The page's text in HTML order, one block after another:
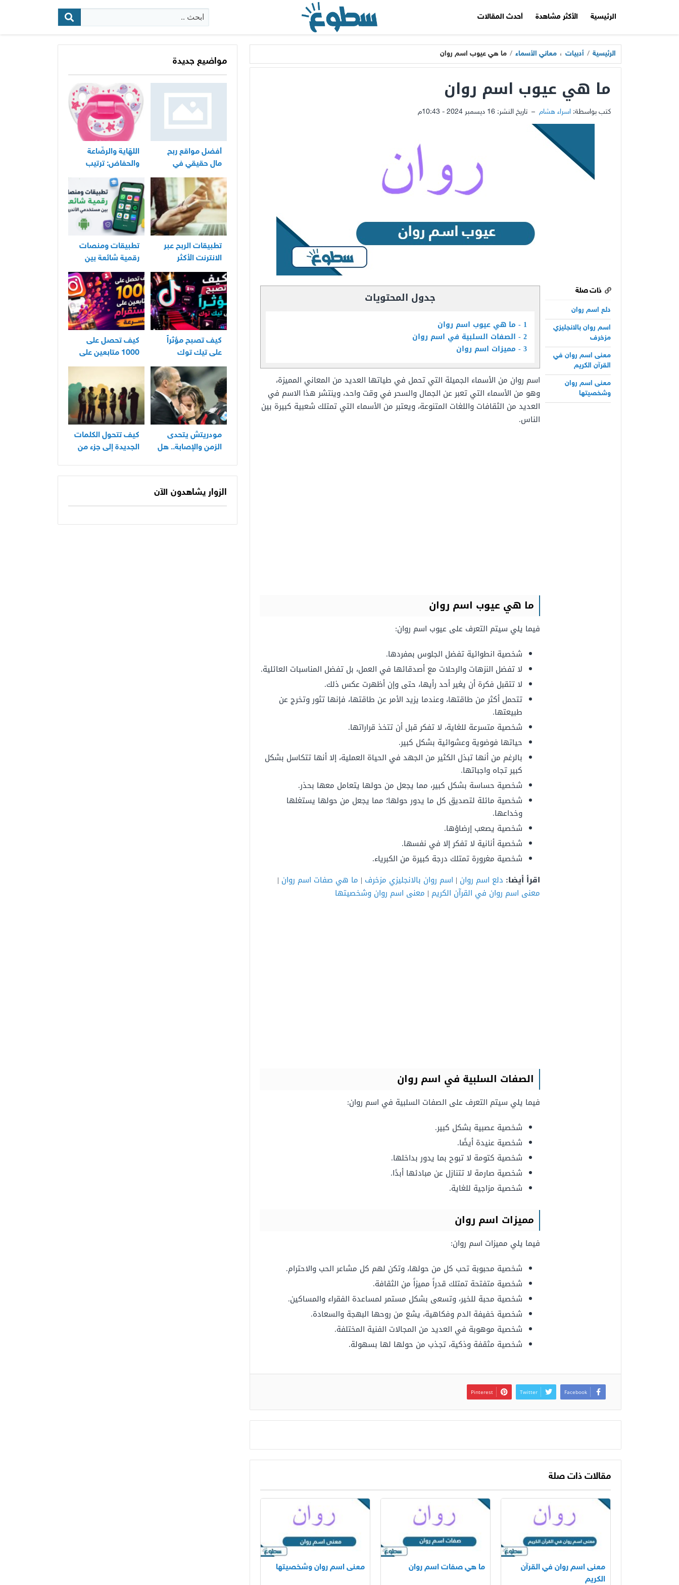
الرئيسية الأكثر مشاهدة أحدث المقالات
البحث:
الرئيسية / أدبيات ، معاني الأسماء / ما هي عيوب اسم روان
ما هي عيوب اسم روان
كتب بواسطة: اسراء هشام – تاريخ النشر: 16 ديسمبر 2024 - 10:43م
ذات صلة
دلع اسم روان
اسم روان بالانجليزي
مزخرف
معنى اسم روان في
القرآن الكريم
معنى اسم روان
وشخصيتها
جدول المحتويات
1
ما هي عيوب اسم روان
2 الصفات السلبية في اسم روان
3 مميزات اسم روان
اسم روان من الأسماء الجميلة التي تحمل في طياتها العديد من المعاني المميزة،
وهو من الأسماء التي تعبر عن الجمال والسحر في وقت واحد، وينتشر هذا الاسم في
العديد من الثقافات واللغات المتنوعة، ويعتبر من الأسماء التي تمتلك شعبية كبيرة بين
الناس.
ما هي عيوب اسم روان
فيما يلي سيتم التعرف على عيوب اسم روان:
شخصية انطوائية تفضل الجلوس بمفردها.
لا تفضل النزهات والرحلات مع أصدقائها في العمل، بل تفضل المناسبات العائلية.
لا تتقبل فكرة أن يغير أحد رأيها، حتى وإن أظهرت عكس ذلك.
تتحمل أكثر من طاقتها، وعندما يزيد الأمر عن طاقتها، فإنها تثور وتخرج عن
طبيعتها.
شخصية متسرعة للغاية، لا تفكر قبل أن تتخذ قراراتها.
حياتها فوضوية وعشوائية بشكل كبير.
بالرغم من أنها تبذل الكثير من الجهد في الحياة العملية، إلا أنها تتكاسل بشكل
كبير تجاه واجباتها.
شخصية حساسة بشكل كبير، مما يجعل من حولها يتعامل معها بحذر.
شخصية مائلة لتصديق كل ما يدور حولها؛ مما يجعل من حولها يستغلها
وخداعها.
شخصية يصعب إرضاؤها.
شخصية أنانية لا تفكر إلا في نفسها.
شخصية مغرورة تمتلك درجة كبيرة من الكبرياء.
اقرأ أيضا: دلع اسم روان | اسم روان بالانجليزي مزخرف | ما هي صفات اسم روان |
معنى اسم روان في القرآن الكريم | معنى اسم روان وشخصيتها
الصفات السلبية في اسم روان
فيما يلي سيتم التعرف على الصفات السلبية في اسم روان:
شخصية عصبية بشكل كبير.
شخصية عنيدة أيضًا.
شخصية كتومة لا تبوح بما يدور بداخلها.
شخصية صارمة لا تتنازل عن مبادئها أبدًا.
شخصية مزاجية للغاية.
مميزات اسم روان
فيما يلي مميزات اسم روان:
شخصية محبوبة تحب كل من حولها، وتكن لهم كل مشاعر الحب والاحترام.
شخصية متفتحة تمتلك قدراً مميزاً من الثقافة.
شخصية محبة للخير، وتسعى بشكل مستمر لمساعدة الفقراء والمساكين.
شخصية خفيفة الدم وفكاهية، يشع من روحها البهجة والسعادة.
شخصية موهوبة في العديد من المجالات الفنية المختلفة.
شخصية مثقفة وذكية، تجذب من حولها لها بسهولة.
Facebook
Twitter
Pinterest
مقالات ذات صلة
معنى اسم روان في القرآن
الكريم
ما هي صفات اسم روان معنى اسم روان وشخصيتها
مواضيع جديدة
أفضل مواقع ربح
مال حقيقي في
المغرب
اللهّاية والرضّاعة
والحفاض: ترتيب
عملي لأساسيات
العناية اليومية
بالرضيع
تطبيقات الربح عبر
الانترنت الأكثر
استخدامًا في العراق
تطبيقات ومنصات
رقمية شائعة بين
مستخدمي الأندرويد
كيف تصبح مؤثراً
على تيك توك
كيف تحصل على
1000 متابعين على
انستقرام بسرعة
مودريتش يتحدى
الزمن والإصابة.. هل
كيف تتحول الكلمات
الجديدة إلى جزء من
الزوار يشاهدون الآن